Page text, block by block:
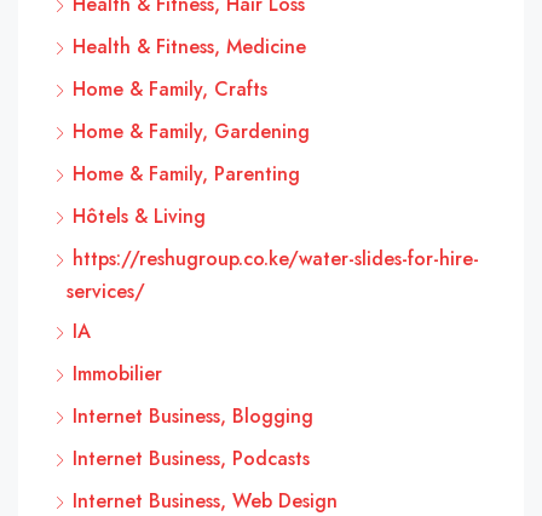
Health & Fitness, Medicine
Home & Family, Crafts
Home & Family, Gardening
Home & Family, Parenting
Hôtels & Living
https://reshugroup.co.ke/water-slides-for-hire-
services/
IA
Immobilier
Internet Business, Blogging
Internet Business, Podcasts
Internet Business, Web Design